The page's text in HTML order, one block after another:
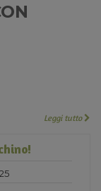
Leggi tutto